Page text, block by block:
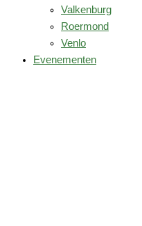
Valkenburg
Roermond
Venlo
Evenementen